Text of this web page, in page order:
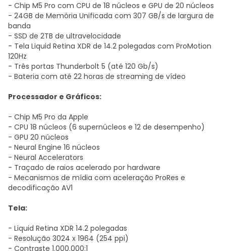
- Chip M5 Pro com CPU de 18 núcleos e GPU de 20 núcleos
- 24GB de Memória Unificada com 307 GB/s de largura de
banda
- SSD de 2TB de ultravelocidade
- Tela Liquid Retina XDR de 14.2 polegadas com ProMotion
120Hz
- Três portas Thunderbolt 5 (até 120 Gb/s)
- Bateria com até 22 horas de streaming de vídeo
Processador e Gráficos:
- Chip M5 Pro da Apple
- CPU 18 núcleos (6 supernúcleos e 12 de desempenho)
- GPU 20 núcleos
- Neural Engine 16 núcleos
- Neural Accelerators
- Traçado de raios acelerado por hardware
- Mecanismos de mídia com aceleração ProRes e
decodificação AV1
Tela:
- Liquid Retina XDR 14.2 polegadas
- Resolução 3024 x 1964 (254 ppi)
- Contraste 1.000.000:1